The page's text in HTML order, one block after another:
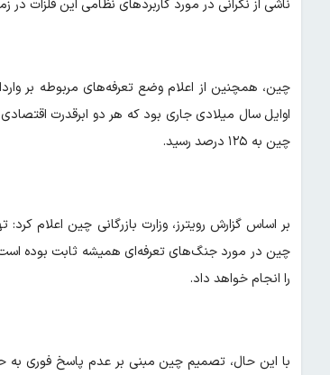
ناشی از نگرانی در مورد کاربردهای نظامی این فلزات
چین، همچنین از اعلام وضع تعرفه‌های مربوطه بر
چین به ۱۲۵ درصد رسید.
بر اساس گزارش رویترز، وزارت بازرگانی چین اعلام
چین در مورد جنگ‌های تعرفه‌ای همیشه ثابت بوده است.
را انجام خواهد داد.
با این حال، تصمیم چین مبنی بر عدم پاسخ فوری به